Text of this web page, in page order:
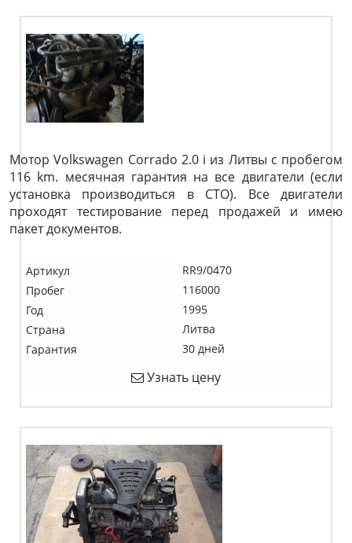
Мотор Volkswagen Corrado 2.0 i из Литвы с пробегом
116 km. месячная гарантия на все двигатели (если
установка производиться в СТО). Все двигатели
проходят тестирование перед продажей и имею
пакет документов.
Артикул
RR9/0470
Пробег
116000
Год
1995
Страна
Литва
Гарантия
30 дней
Узнать цену